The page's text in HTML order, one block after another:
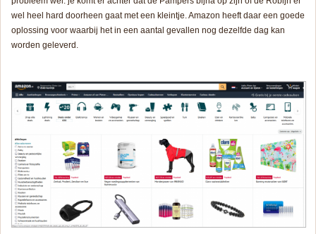
wel heel hard doorheen gaat met een kleintje. Amazon heeft daar een goede
oplossing voor waarbij het in een aantal gevallen nog dezelfde dag kan
worden geleverd.